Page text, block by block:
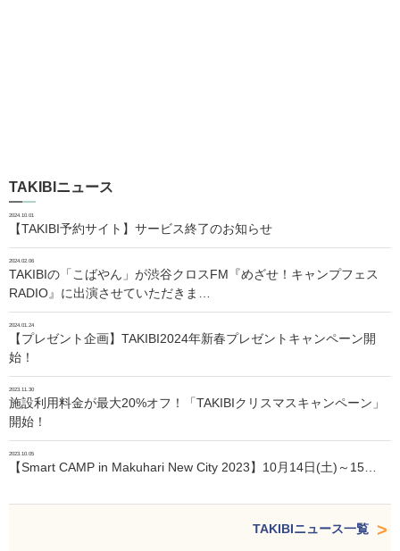
TAKIBIニュース
2024.10.01
【TAKIBI予約サイト】サービス終了のお知らせ
2024.02.06
TAKIBIの「こばやん」が渋谷クロスFM『めざせ！キャンプフェス
RADIO』に出演させていただきま…
2024.01.24
【プレゼント企画】TAKIBI2024年新春プレゼントキャンペーン開
始！
2023.11.30
施設利用料金が最大20%オフ！「TAKIBIクリスマスキャンペーン」
開始！
2023.10.05
【Smart CAMP in Makuhari New City 2023】10月14日(土)～15…
TAKIBIニュース一覧